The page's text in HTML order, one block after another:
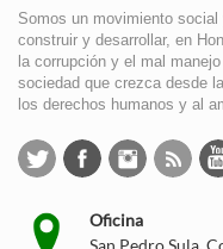
Somos un movimiento
construir y desarrollar, en
la corrupción y el mal
sociedad que crezca desde
los derechos humanos y al
Oficina
San Pedro Sula,